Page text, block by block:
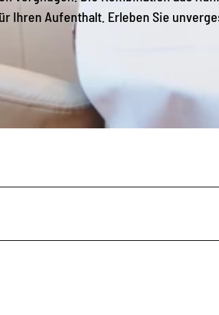
1
Ihren Aufenthalt. Erleben Sie